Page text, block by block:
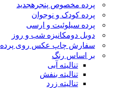
پرده مخصوص پنجرهجدید
پرده کودک و نوجوان
پرده سیلوئیت و ارسی
دوبل دومکانیزه شب و روز
سفارش چاپ عکس روی پرده
بر اساس رنگ
تنالیته آبی
تنالیته بنفش
تنالیته زرد